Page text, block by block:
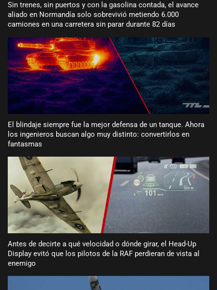
Sin trenes, sin puertos y con la gasolina contada, el avance
aliado en Normandía solo sobrevivió metiendo 6.000
camiones en una carretera sin parar durante 82 días
El blindaje siempre fue la mejor defensa de un tanque. Ahora
los ingenieros buscan algo muy distinto: convertirlos en
fantasmas
Antes de decirte a qué velocidad o dónde girar, el Head-Up
Display evitó que los pilotos de la RAF perdieran de vista al
enemigo